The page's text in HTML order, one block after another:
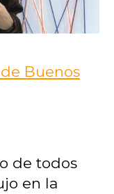
Buenos
de todos
en la